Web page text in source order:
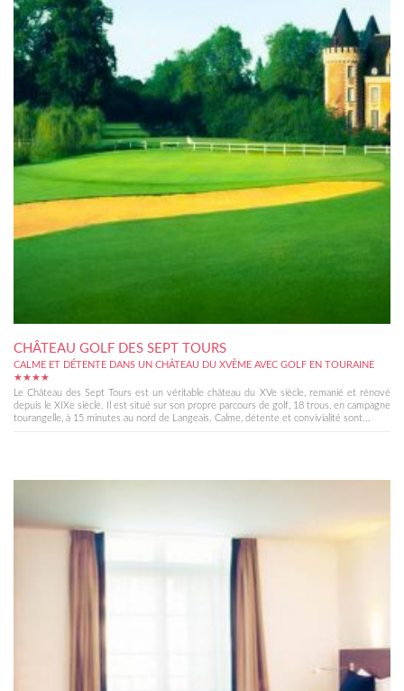
CHÂTEAU GOLF DES SEPT TOURS
CALME ET DÉTENTE DANS UN CHÂTEAU DU XVÈME AVEC GOLF EN TOURAINE
★★★★
Le Château des Sept Tours est un véritable château du XVe siècle, remanié et rénové
depuis le XIXe siècle. Il est situé sur son propre parcours de golf, 18 trous, en campagne
tourangelle, à 15 minutes au nord de Langeais. Calme, détente et convivialité sont...